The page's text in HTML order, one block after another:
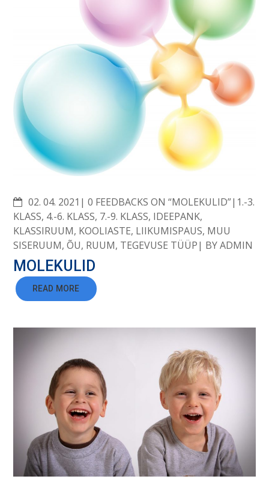
02. 04. 2021 COMMENTS
0 FEEDBACKS ON “MOLEKULID” 1.-3.
KLASS, 4.-6. KLASS, 7.-9. KLASS, IDEEPANK,
KLASSIRUUM, KOOLIASTE, LIIKUMISPAUS, MUU
SISERUUM,ÕU, RUUM, TEGEVUSE TÜÜP BYADMIN
MOLEKULID
READ MORE